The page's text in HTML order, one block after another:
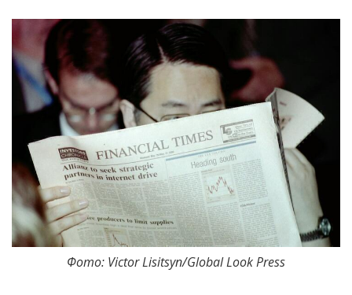
Фото: Victor Lisitsyn/Global Look Press